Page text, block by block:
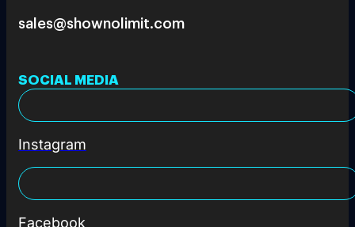
sales@shownolimit.com
SOCIAL MEDIA
Instagram
Facebook